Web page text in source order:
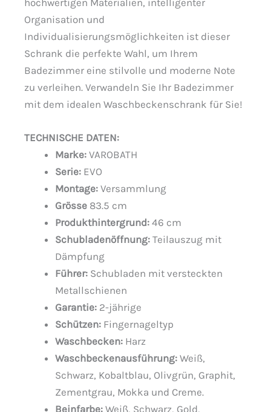
Organisation und
Individualisierungsmöglichkeiten ist dieser
Schrank die perfekte Wahl, um Ihrem
Badezimmer eine stilvolle und moderne Note
zu verleihen. Verwandeln Sie Ihr Badezimmer
mit dem idealen Waschbeckenschrank für Sie!
TECHNISCHE DATEN:
Marke: VAROBATH
Serie: EVO
Montage: Versammlung
Grösse 83.5 cm
Produkthintergrund: 46 cm
Schubladenöffnung: Teilauszug mit
Dämpfung
Führer: Schubladen mit versteckten
Metallschienen
Garantie: 2-jährige
Schützen: Fingernageltyp
Waschbecken: Harz
Waschbeckenausführung: Weiß,
Schwarz, Kobaltblau, Olivgrün, Graphit,
Zementgrau, Mokka und Creme.
Beinfarbe: Weiß, Schwarz, Gold,